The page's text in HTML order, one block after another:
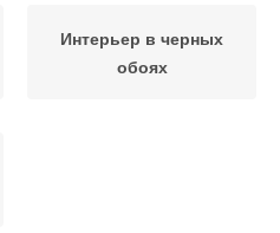
Интерьер в черных
обоях